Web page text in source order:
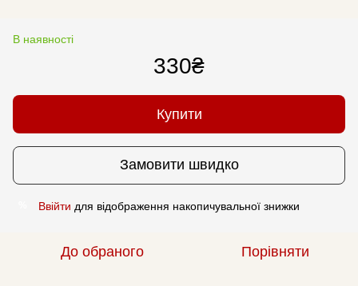
В наявності
330₴
Купити
Замовити швидко
Ввійти для відображення накопичувальної знижки
До обраного Порівняти